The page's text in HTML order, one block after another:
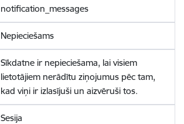
notification_messages
Nepieciešams
Sīkdatne ir nepieciešama, lai visiem
lietotājiem nerādītu ziņojumus pēc tam,
kad viņi ir izlasījuši un aizvēruši tos.
Sesija